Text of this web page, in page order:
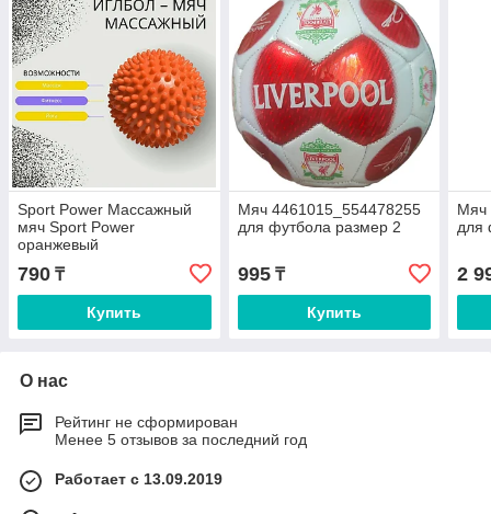
Sport Power Массажный
мяч Sport Power
оранжевый
790 ₸
Купить
Мяч 4461015_554478255
для футбола размер 2
995₸
Купить
Мяч
для
2
О нас
Рейтинг не сформирован
Менее 5 отзывов за последний год
Работает с 13.09.2019